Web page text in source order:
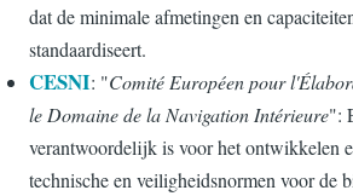
dat de minimale afmetingen en
standaardiseert.
CESNI: "Comité Européen pour
le Domaine de la Navigation Intérieure":
verantwoordelijk is voor het ontwikkelen
technische en veiligheidsnormen voor de